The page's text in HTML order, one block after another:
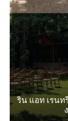
ริน แอท เรนท